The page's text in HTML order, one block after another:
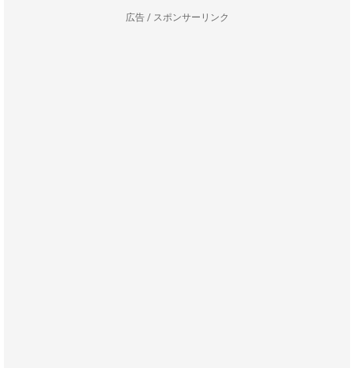
広告 / スポンサーリンク